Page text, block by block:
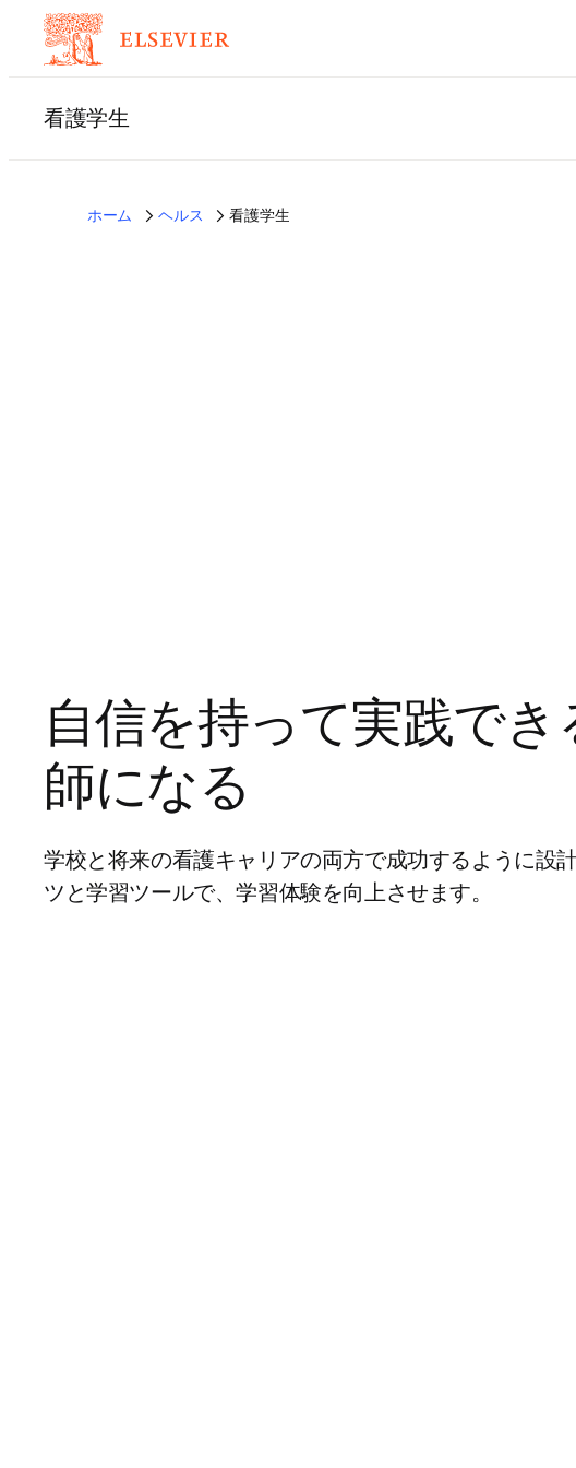
看護学生
ホーム ヘルス 看護学生
自信を持って実践でき
師になる
学校と将来の看護キャリアの両方で成功するように設
ツと学習ツールで、学習体験を向上させます。